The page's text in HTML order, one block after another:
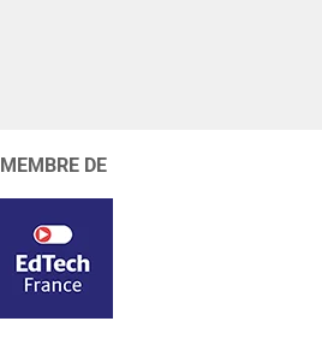
MEMBRE DE